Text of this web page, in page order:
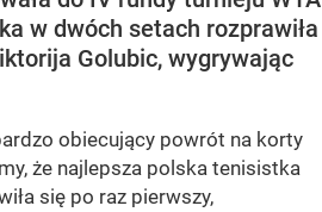
w dwóch setach rozprawiła
Golubic, wygrywając
obiecujący powrót na korty
że najlepsza polska tenisistka
się po raz pierwszy,